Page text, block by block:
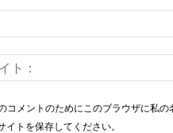
コメントのためにこのブラウザに私の
イトを保存してください。